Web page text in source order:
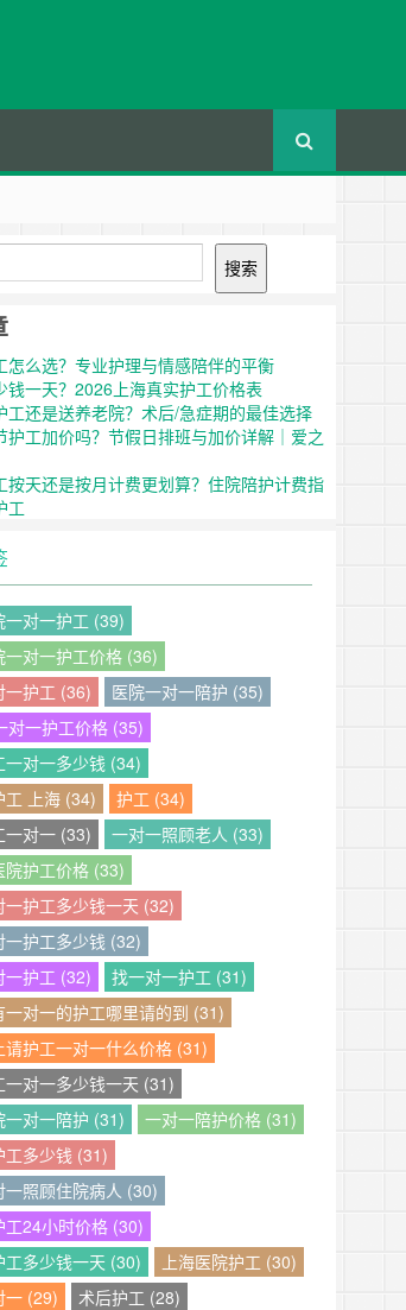
搜索
怎么选？专业护理与情感陪伴的平衡
钱一天？2026上海真实护工价格表
工还是送养老院？术后/急症期的最佳选择
护工加价吗？节假日排班与加价详解｜爱之
按天还是按月计费更划算？住院陪护计费指
工
一对一护工 (39)
一对一护工价格 (36)
一护工 (36)
医院一对一陪护 (35)
对一护工价格 (35)
一对一多少钱 (34)
工 上海 (34)
护工 (34)
一对一 (33)
一对一照顾老人 (33)
院护工价格 (33)
一护工多少钱一天 (32)
一护工多少钱 (32)
一护工 (32)
找一对一护工 (31)
一对一的护工哪里请的到 (31)
请护工一对一什么价格 (31)
一对一多少钱一天 (31)
一对一陪护 (31)
一对一陪护价格 (31)
工多少钱 (31)
一照顾住院病人 (30)
工24小时价格 (30)
工多少钱一天 (30)
上海医院护工 (30)
一 (29)
术后护工 (28)